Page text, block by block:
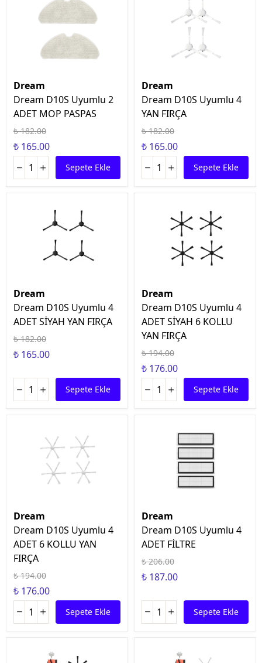
Dream
Dream D10S Uyumlu 2
ADET MOP PASPAS
₺ 182.00
₺ 165.00
Sepete Ekle
Dream
Dream D10S Uyumlu 4
YAN FIRÇA
₺ 182.00
₺ 165.00
Sepete Ekle
Dream
Dream D10S Uyumlu 4
ADET SİYAH YAN FIRÇA
₺ 182.00
₺ 165.00
Sepete Ekle
Dream
Dream D10S Uyumlu 4
ADET SİYAH 6 KOLLU
YAN FIRÇA
₺ 194.00
₺ 176.00
Sepete Ekle
Dream
Dream D10S Uyumlu 4
ADET 6 KOLLU YAN
FIRÇA
₺ 194.00
₺ 176.00
Sepete Ekle
Dream
Dream D10S Uyumlu 4
ADET FİLTRE
₺ 206.00
₺ 187.00
Sepete Ekle